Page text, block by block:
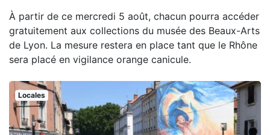
À partir de ce mercredi 5 août, chacun pourra accéder
gratuitement aux collections du musée des Beaux-Arts
de Lyon. La mesure restera en place tant que le Rhône
sera placé en vigilance orange canicule.
Locales